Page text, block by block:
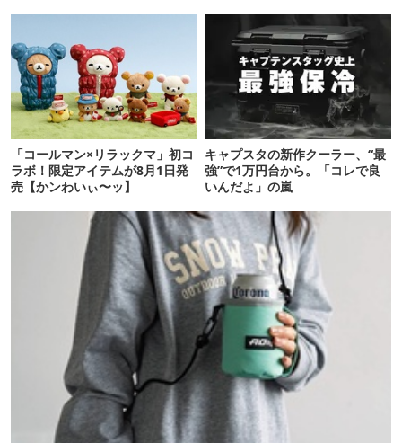
「コールマン×リラックマ」初コ
ラボ！限定アイテムが8月1日発
売【かンわいぃ〜ッ】
キャプスタの新作クーラー、“最
強”で1万円台から。「コレで良
いんだよ」の嵐